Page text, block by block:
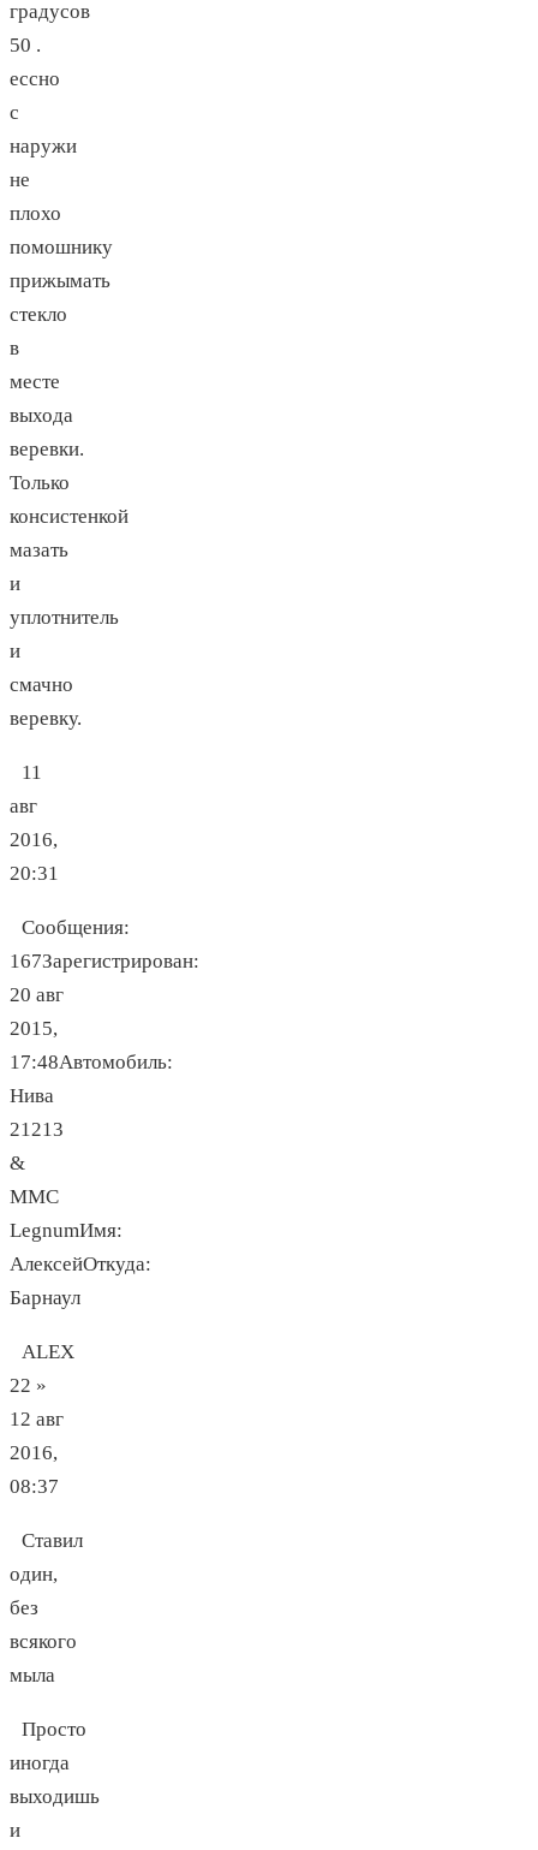
градусов
50 .
ессно
с
наружи
не
плохо
помошнику
прижымать
стекло
в
месте
выхода
веревки.
Только
консистенкой
мазать
и
уплотнитель
и
смачно
веревку.
11
авг
2016,
20:31
Сообщения:
167Зарегистрирован:
20 авг
2015,
17:48Автомобиль:
Нива
21213
&
MMC
LegnumИмя:
АлексейОткуда:
Барнаул
ALEX
22 »
12 авг
2016,
08:37
Ставил
один,
без
всякого
мыла
Просто
иногда
выходишь
и